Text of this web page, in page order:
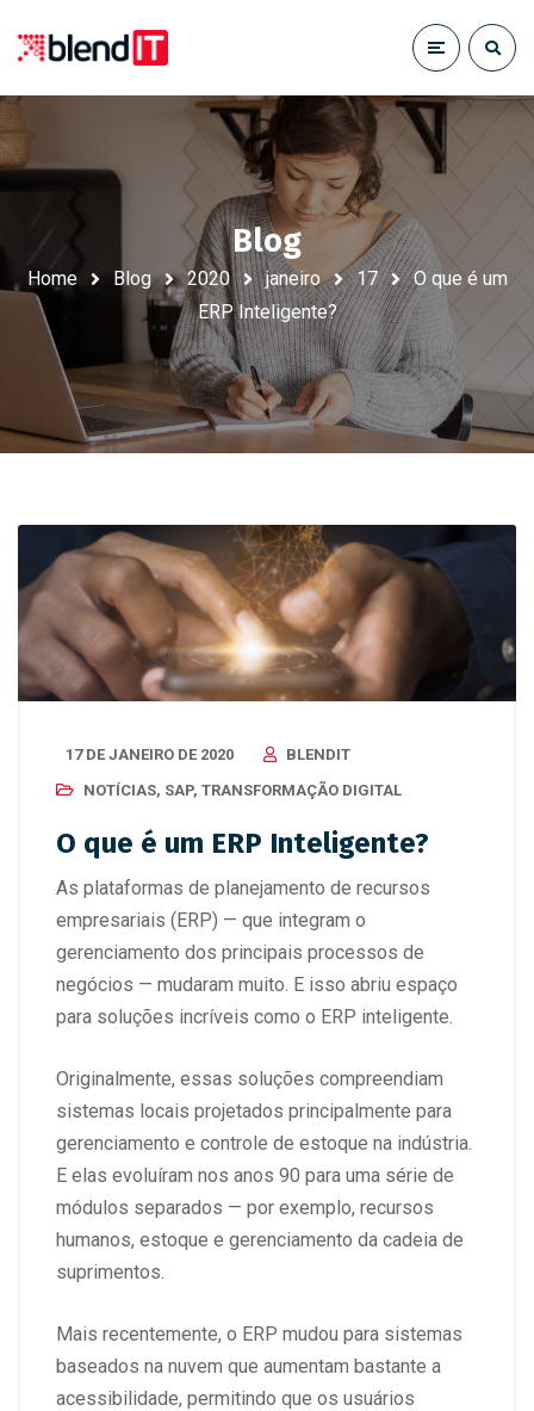
Blog
Home Blog 2020 janeiro 17
O que é um
ERP Inteligente?
17 DE JANEIRO DE 2020
BLENDIT
NOTÍCIAS, SAP, TRANSFORMAÇÃO DIGITAL
O que é um ERP Inteligente?
As plataformas de planejamento de recursos
empresariais (ERP) — que integram o
gerenciamento dos principais processos de
negócios — mudaram muito. E isso abriu espaço
para soluções incríveis como o ERP inteligente.
Originalmente, essas soluções compreendiam
sistemas locais projetados principalmente para
gerenciamento e controle de estoque na indústria.
E elas evoluíram nos anos 90 para uma série de
módulos separados — por exemplo, recursos
humanos, estoque e gerenciamento da cadeia de
suprimentos.
Mais recentemente, o ERP mudou para sistemas
baseados na nuvem que aumentam bastante a
acessibilidade, permitindo que os usuários